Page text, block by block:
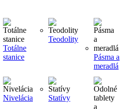
Totálne
stanice
Teodolity
Pásma a
meradlá
Nivelácia Statívy